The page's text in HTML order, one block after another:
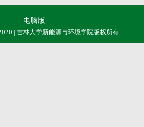
电脑版
| 吉林大学新能源与环境学院版权所有